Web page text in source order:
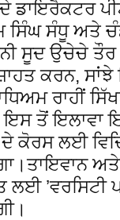
ਡਾਇਰੈਕਟਰ
ਸਿੰਘ ਸੰਧੂ ਅਤੇ
ਸੂਦ ਉਚੇਚੇ
ਕਰਨ, ਸਾਂਝੇ
ਰਾਹੀਂ
ਤੋਂ ਇਲਾਵਾ
ਦੇ ਕੋਰਸ ਲਈ
ਲਈ ’ਵਰਸਿਟੀ